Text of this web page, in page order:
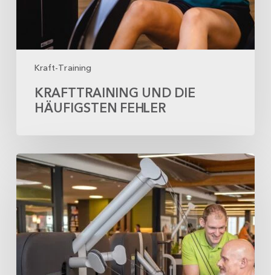
Kraft-Training
KRAFTTRAINING UND DIE
HÄUFIGSTEN FEHLER
Krafttraining
wirkt
positiv
bei
Typ-
Diabetes